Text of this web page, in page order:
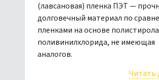
(лавсановая) пленка ПЭТ —
долговечный материал по
пленками на основе
поливинилхлорида, не имеющая
аналогов.
Читать